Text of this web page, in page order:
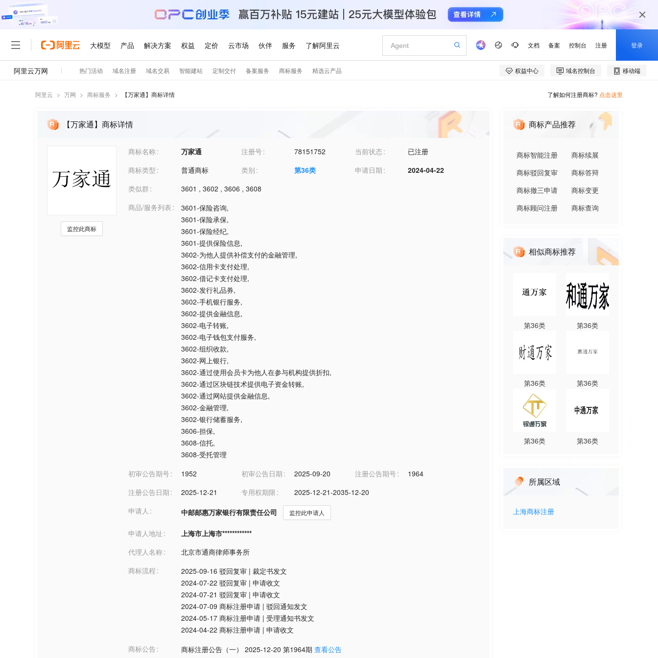
阿里云 > 万网 > 商标服务 > 【万家通】商标详情 了解如何注册商标? 点击这里
【万家通】商标详情
监控此商标
商标名称 万家通 注册号 78151752 当前状态
已注册
商标类型
普通商标 类别 第36类 申请日期
2024-04-22
类似群
3601 , 3602 , 3606 , 3608
商品/服务列表
3601-保险咨询,
3601-保险承保,
3601-保险经纪,
3601-提供保险信息,
3602-为他人提供补偿支付的金融管理,
3602-信用卡支付处理,
3602-借记卡支付处理,
3602-发行礼品券,
3602-手机银行服务,
3602-提供金融信息,
3602-电子转账,
3602-电子钱包支付服务,
3602-组织收款,
3602-网上银行,
3602-通过使用会员卡为他人在参与机构提供折扣,
3602-通过区块链技术提供电子资金转账,
3602-通过网站提供金融信息,
3602-金融管理,
3602-银行储蓄服务,
3606-担保,
3608-信托,
3608-受托管理
初审公告期号
1952 初审公告日期 2025-09-20 注册公告期号
1964
注册公告日期
2025-12-21 专用权期限
2025-12-21-2035-12-20
申请人
中邮邮惠万家银行有限责任公司 监控此申请人
申请人地址
上海市上海市************
代理人名称
北京市通商律师事务所
商标流程
2025-09-16 驳回复审 | 裁定书发文
2024-07-22 驳回复审 | 申请收文
2024-07-21 驳回复审 | 申请收文
2024-07-09 商标注册申请 | 驳回通知发文
2024-05-17 商标注册申请 | 受理通知书发文
2024-04-22 商标注册申请 | 申请收文
商标公告
商标注册公告（一） 2025-12-20 第1964期 查看公告
商标产品推荐
商标智能注册
商标续展
商标驳回复审
商标答辩
商标撤三申请
商标变更
商标顾问注册
商标查询
相似商标推荐
第36类 第36类
第36类 第36类
第36类 第36类
所属区域
上海商标注册